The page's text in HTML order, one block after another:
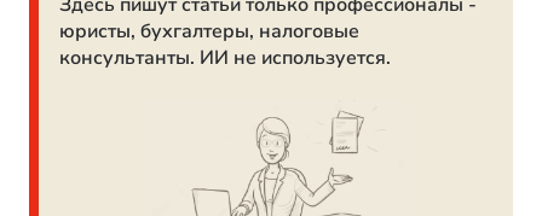
юристы, бухгалтеры, налоговые
консультанты. ИИ не используется.